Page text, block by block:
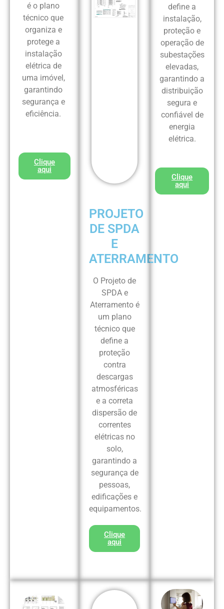
é o plano
técnico que
organiza e
protege a
instalação
elétrica de
uma imóvel,
garantindo
segurança e
eficiência.
Clique
aqui
PROJETO
DE SPDA
E
ATERRAMENTO
O Projeto de
SPDA e
Aterramento é
um plano
técnico que
define a
proteção
contra
descargas
atmosféricas
e a correta
dispersão de
correntes
elétricas no
solo,
garantindo a
segurança de
pessoas,
edificações e
equipamentos.
Clique
aqui
define a
instalação,
proteção e
operação de
subestações
elevadas,
garantindo a
distribuição
segura e
confiável de
energia
elétrica.
Clique
aqui